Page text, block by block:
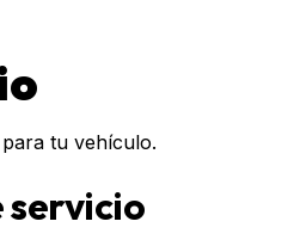
tu vehículo.
servicio